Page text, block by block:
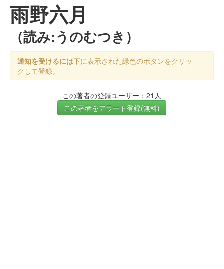
雨野六月
（読み:うのむつき）
通知を受けるには下に表示された緑色のボタンをクリッ
クして登録。
この著者の登録ユーザー：21人
この著者をアラート登録(無料)